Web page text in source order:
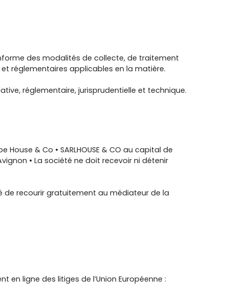
des modalités de collecte, de traitement
réglementaires applicables en la matière.
réglementaire, jurisprudentielle et technique.
& Co • SARLHOUSE & CO au capital de
• La société ne doit recevoir ni détenir
de recourir gratuitement au médiateur de la
ligne des litiges de l’Union Européenne :